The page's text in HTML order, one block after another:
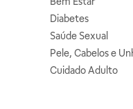
Diabetes
Saúde Sexual
Pele, Cabelos e
Cuidado Adulto